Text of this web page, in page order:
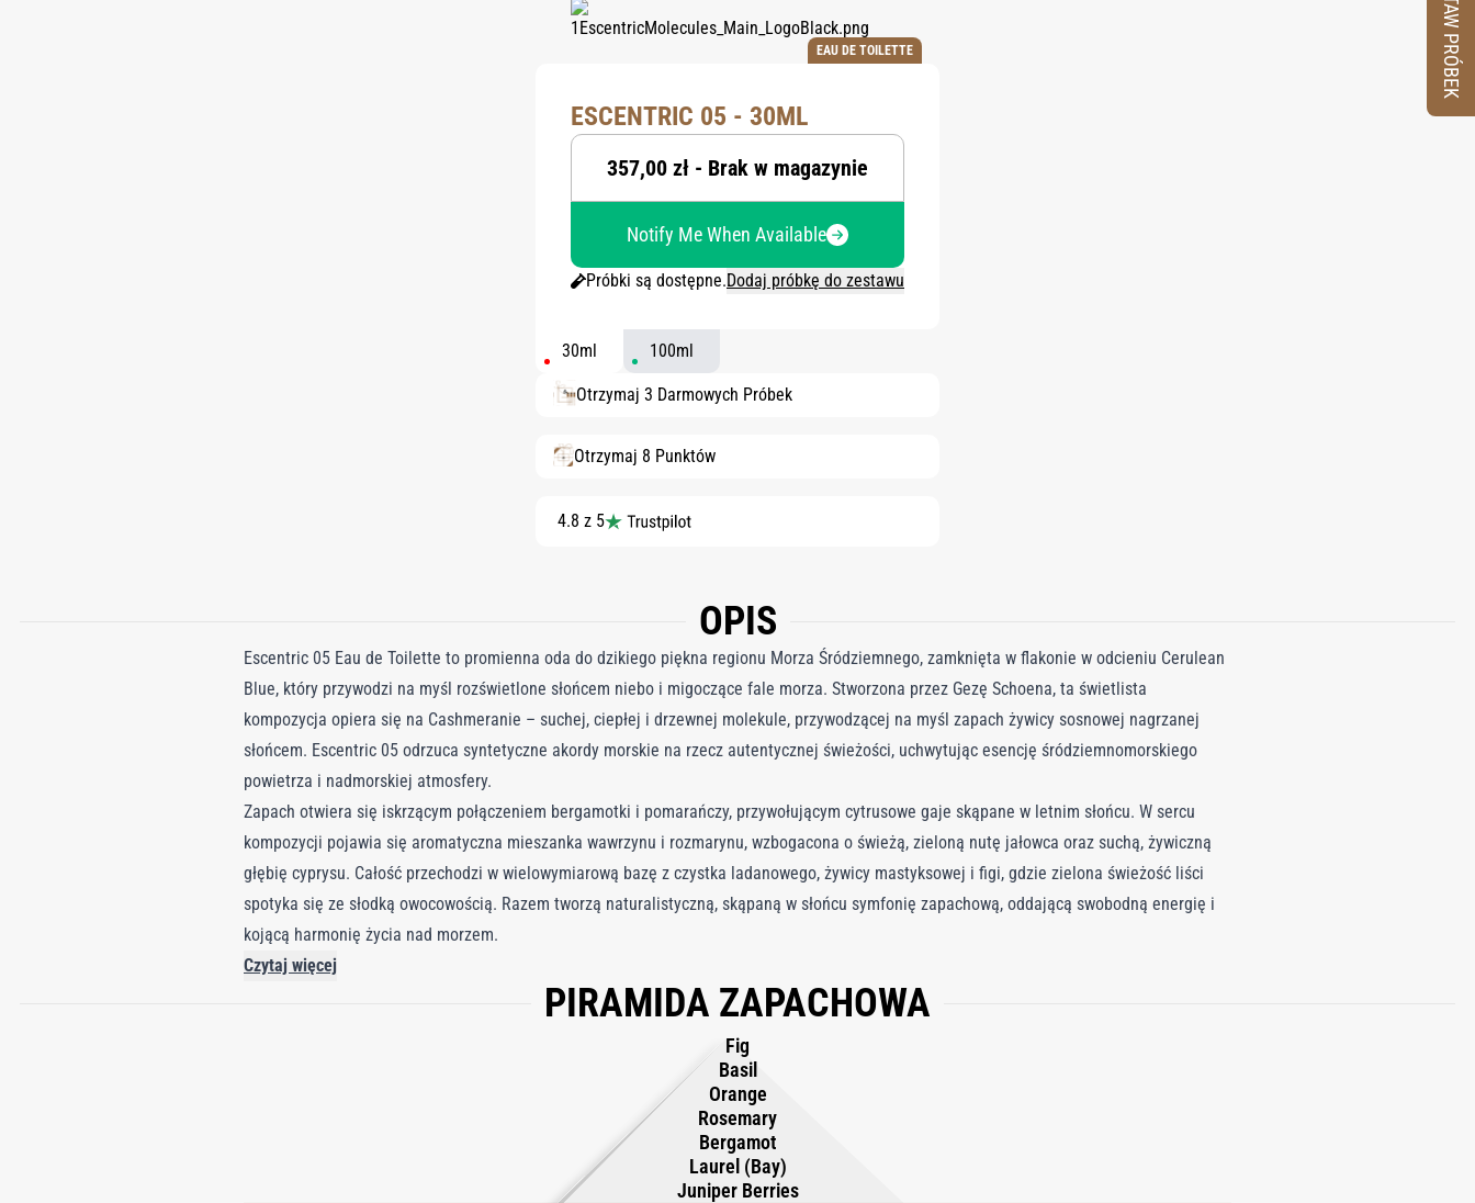
EAU DE TOILETTE
ESCENTRIC 05 - 30ML
357,00 zł - Brak w magazynie
Notify Me When Available
Próbki są dostępne.Dodaj próbkę do zestawu
30ml 100ml
Otrzymaj 3 Darmowych Próbek
Otrzymaj 8 Punktów
4.8 z 5
OPIS
Escentric 05 Eau de Toilette to promienna oda do dzikiego piękna regionu Morza Śródziemnego, zamknięta w flakonie w odcieniu Cerulean
Blue, który przywodzi na myśl rozświetlone słońcem niebo i migoczące fale morza. Stworzona przez Gezę Schoena, ta świetlista
kompozycja opiera się na Cashmeranie – suchej, ciepłej i drzewnej molekule, przywodzącej na myśl zapach żywicy sosnowej nagrzanej
słońcem. Escentric 05 odrzuca syntetyczne akordy morskie na rzecz autentycznej świeżości, uchwytując esencję śródziemnomorskiego
powietrza i nadmorskiej atmosfery.
Zapach otwiera się iskrzącym połączeniem bergamotki i pomarańczy, przywołującym cytrusowe gaje skąpane w letnim słońcu. W sercu
kompozycji pojawia się aromatyczna mieszanka wawrzynu i rozmarynu, wzbogacona o świeżą, zieloną nutę jałowca oraz suchą, żywiczną
głębię cyprysu. Całość przechodzi w wielowymiarową bazę z czystka ladanowego, żywicy mastyksowej i figi, gdzie zielona świeżość liści
spotyka się ze słodką owocowością. Razem tworzą naturalistyczną, skąpaną w słońcu symfonię zapachową, oddającą swobodną energię i
kojącą harmonię życia nad morzem.
Czytaj więcej
PIRAMIDA ZAPACHOWA
Fig
Basil
Orange
Rosemary
Bergamot
Laurel (Bay)
Juniper Berries
ZESTAW PRÓBEK